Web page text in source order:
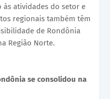
atividades do setor e
regionais também têm
de Rondônia
Região Norte.
se consolidou na